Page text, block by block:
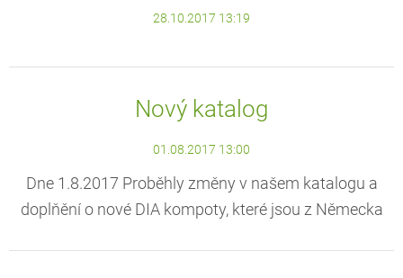
28.10.2017 13:19
Nový katalog
01.08.2017 13:00
Dne 1.8.2017 Proběhly změny v našem katalogu a
doplňění o nové DIA kompoty, které jsou z Německa